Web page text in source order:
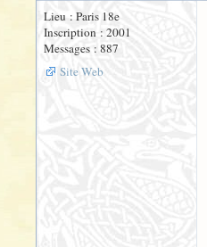
Lieu : Paris 18e
Inscription : 2001
Messages : 887
Site Web